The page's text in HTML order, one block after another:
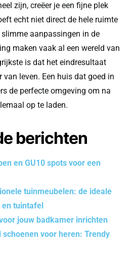
zijn, creëer je een fijne plek
echt niet direct de hele ruimte
aanpassingen in de
maken vaak al een wereld van
is dat het eindresultaat
leven. Een huis dat goed in
de perfecte omgeving om na
op te laden.
berichten
en GU10 spots voor een
tuinmeubelen: de ideale
en tuintafel
jouw badkamer inrichten
schoenen voor heren: Trendy